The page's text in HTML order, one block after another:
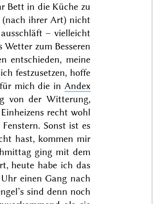
Bett in die Küche zu
(nach ihrer Art) nicht
– vielleicht
zum Besseren
entschieden, meine
festzusetzen, hoffe
mich die in Andex
von der Witterung,
recht wohl
Sonst ist es
hast, kommen mir
ging mit dem
heute habe ich das
einen Gang nach
sind denn noch